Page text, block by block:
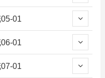
01
01
01